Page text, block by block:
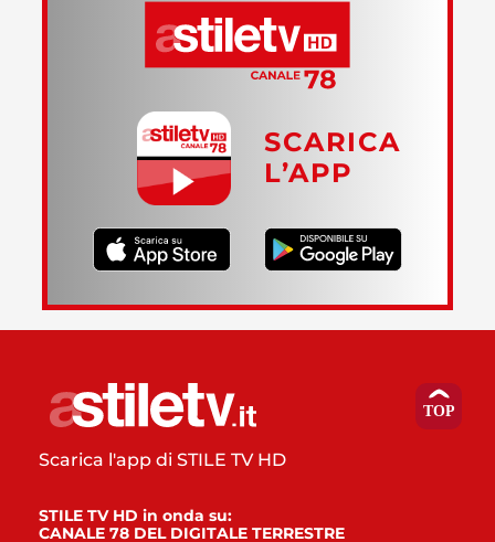
SCARICA
L’APP
Scarica l'app di STILE TV HD
STILE TV HD in onda su:
CANALE 78 DEL DIGITALE TERRESTRE